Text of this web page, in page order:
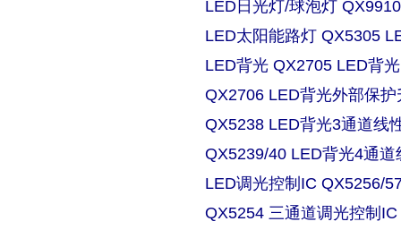
LED日光灯/球泡灯
LED太阳能路灯 QX5305
LED背光 QX2705 LED背
QX2706 LED背光外部保
QX5238 LED背光3通道线
QX5239/40 LED背光4通
LED调光控制IC QX5256/
QX5254 三通道调光控制